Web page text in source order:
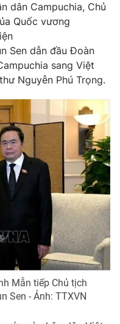
dân Campuchia, Chủ
Quốc vương
Sen dẫn đầu Đoàn
sang Việt
Nguyễn Phú Trọng.
Mẫn tiếp Chủ tịch
Sen - Ảnh: TTXVN